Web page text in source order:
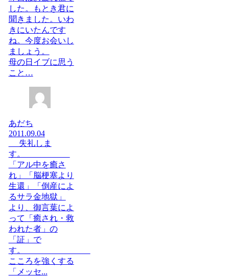
した。もとき君に
聞きました。いわ
きにいたんです
ね。今度お会いし
ましょう。
母の日イブに思う
こと…
あだち
2011.09.04
失礼しま
す。
「アル中を癒さ
れ」「脳梗塞より
生還」「倒産によ
るサラ金地獄」
より、御言葉によ
って「癒され・救
われた者」の
「証」で
す。
こころを強くする
「メッセ...